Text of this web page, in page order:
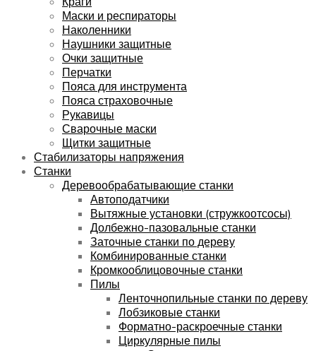
Маски и респираторы
Наколенники
Наушники защитные
Очки защитные
Перчатки
Пояса для инструмента
Пояса страховочные
Рукавицы
Сварочные маски
Щитки защитные
Стабилизаторы напряжения
Станки
Деревообрабатывающие станки
Автоподатчики
Вытяжные установки (стружкоотсосы)
Долбежно-пазовальные станки
Заточные станки по дереву
Комбинированные станки
Кромкооблицовочные станки
Пилы
Ленточнопильные станки по дереву
Лобзиковые станки
Форматно-раскроечные станки
Циркулярные пилы